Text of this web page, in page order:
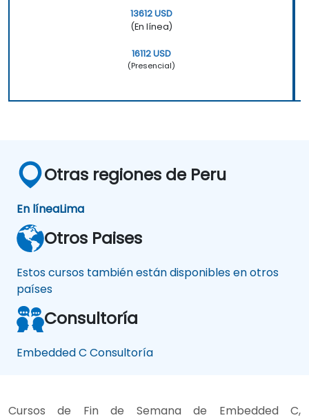
13612 USD
(En línea)
16112 USD
(Presencial)
Otras regiones de Peru
En líneaLima
Otros Paises
Estos cursos también están disponibles en otros
países
Consultoría
Embedded C Consultoría
Cursos de Fin de Semana de Embedded C,